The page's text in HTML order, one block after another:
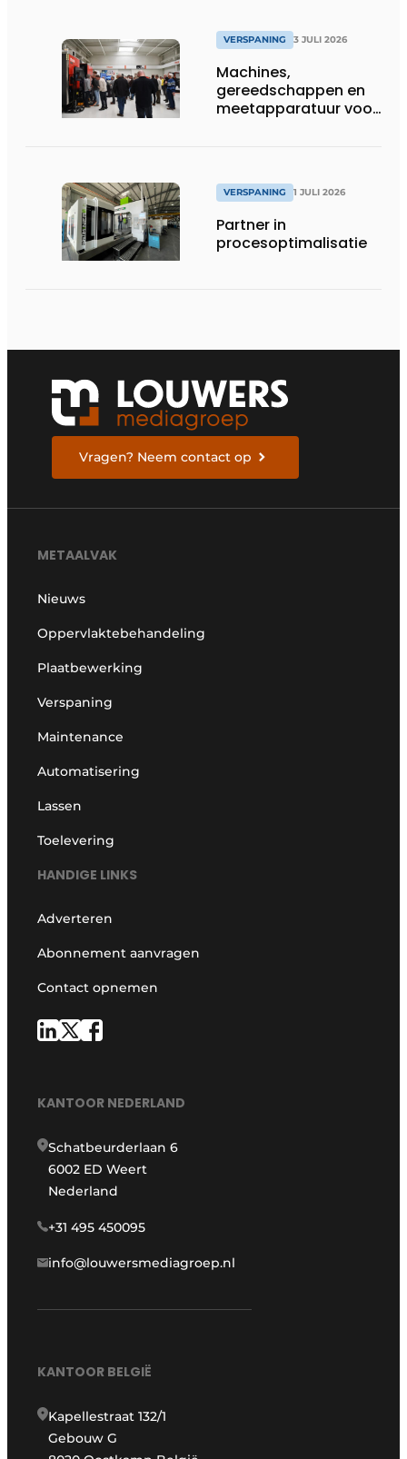
VERSPANING 3 JULI 2026
Machines,
gereedschappen en
meetapparatuur voor
VERSPANING 1 JULI 2026
Partner in
procesoptimalisatie
Vragen? Neem contact op
METAALVAK
Nieuws
Oppervlaktebehandeling
Plaatbewerking
Verspaning
Maintenance
Automatisering
Lassen
Toelevering
HANDIGE LINKS
Adverteren
Abonnement aanvragen
Contact opnemen
KANTOOR NEDERLAND
Schatbeurderlaan 6
6002 ED Weert
Nederland
+31 495 450095
info@louwersmediagroep.nl
KANTOOR BELGIË
Kapellestraat 132/1
Gebouw G